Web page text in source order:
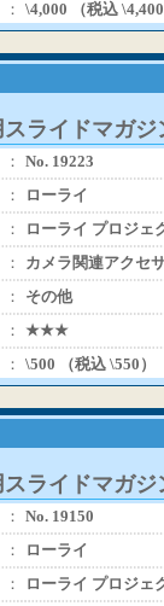
： \4,000 （税込 \4,400
ライドマガジ
： No. 19223
：
ローライ
：
ローライ プロジェ
：
カメラ関連アクセ
：
その他
： ★★★
： \500 （税込 \550）
ライドマガジ
： No. 19150
：
ローライ
：
ローライ プロジェ